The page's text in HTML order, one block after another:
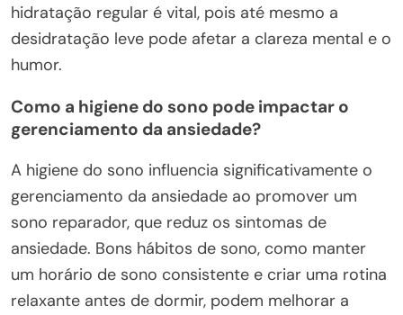
hidratação regular é vital, pois até mesmo a
desidratação leve pode afetar a clareza mental e o
humor.
Como a higiene do sono pode impactar o
gerenciamento da ansiedade?
A higiene do sono influencia significativamente o
gerenciamento da ansiedade ao promover um
sono reparador, que reduz os sintomas de
ansiedade. Bons hábitos de sono, como manter
um horário de sono consistente e criar uma rotina
relaxante antes de dormir, podem melhorar a